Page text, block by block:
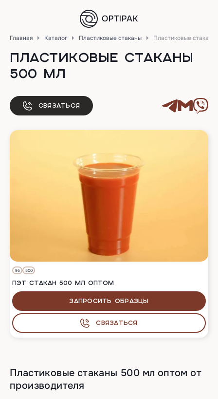
Главная Каталог Пластиковые стаканы Пластиковые
ПЛАСТИКОВЫЕ СТАКАНЫ
500 МЛ
Связаться
95 500
ПЭТ СТАКАН 500 МЛ ОПТОМ
Запросить образцы
Связаться
Пластиковые стаканы 500 мл оптом от
производителя